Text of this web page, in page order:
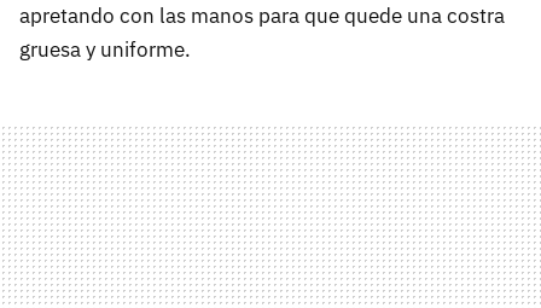
apretando con las manos para que quede una costra
gruesa y uniforme.